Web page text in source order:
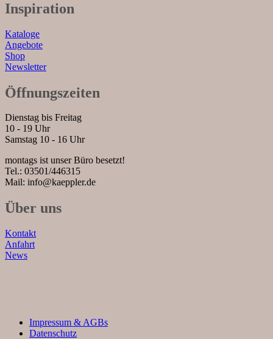
Inspiration
Kataloge
Angebote
Shop
Newsletter
Öffnungszeiten
Dienstag bis Freitag
10 - 19 Uhr
Samstag 10 - 16 Uhr
montags ist unser Büro besetzt!
Tel.: 03501/446315
Mail: info@kaeppler.de
Über uns
Kontakt
Anfahrt
News
Impressum & AGBs
Datenschutz